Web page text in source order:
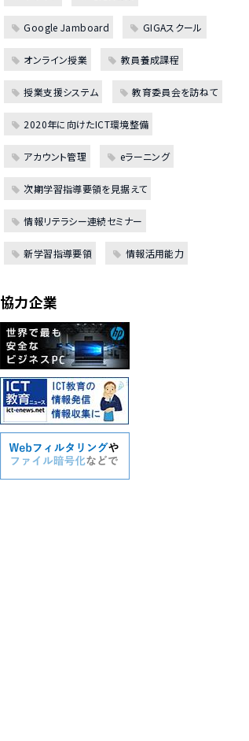
Google Jamboard GIGAスクール
オンライン授業 教員養成課程
授業支援システム 教育委員会を訪ねて
2020年に向けたICT環境整備
アカウント管理 eラーニング
次期学習指導要領を見据えて
情報リテラシー連続セミナー
新学習指導要領 情報活用能力
協力企業